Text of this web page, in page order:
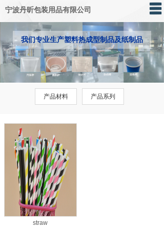
我们专业生产塑料热成型制品及纸制品
宁波丹昕包装用品有限公司
网站首页
关于我们
产品展示
荣誉资质
联系我们
ENG
产品材料 产品系列
straw